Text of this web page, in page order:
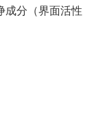
成分（界面活性